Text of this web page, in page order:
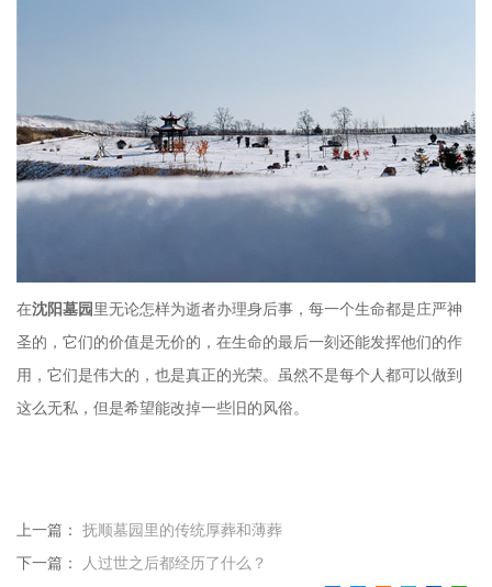
在沈阳墓园 里无论怎样为逝者办理身后事，每一个生命都是庄严神
圣的，它们的价值是无价的，在生命的最后一刻还能发挥他们的作
用，它们是伟大的，也是真正的光荣。虽然不是每个人都可以做到
这么无私，但是希望能改掉一些旧的风俗。
上一篇： 抚顺墓园里的传统厚葬和薄葬
下一篇：
人过世之后都经历了什么？